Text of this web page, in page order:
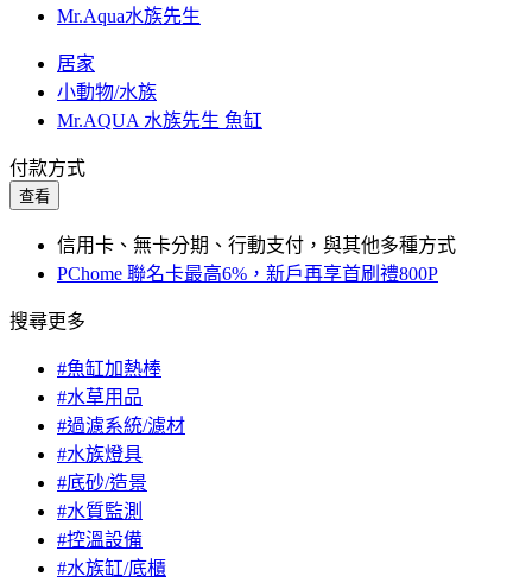
Mr.Aqua水族先生
居家
小動物/水族
Mr.AQUA 水族先生 魚缸
付款方式
查看
信用卡、無卡分期、行動支付，與其他多種方式
PChome 聯名卡最高6%，新戶再享首刷禮800P
搜尋更多
#魚缸加熱棒
#水草用品
#過濾系統/濾材
#水族燈具
#底砂/造景
#水質監測
#控溫設備
#水族缸/底櫃